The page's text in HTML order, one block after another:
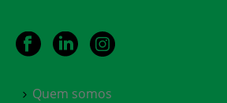
Quem somos